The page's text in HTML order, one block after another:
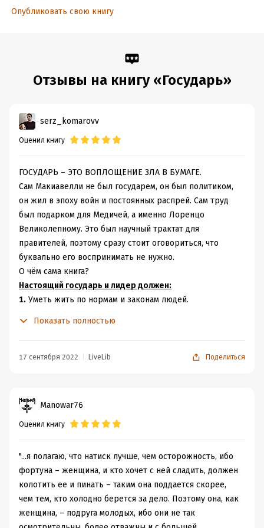
Опубликовать свою книгу
Отзывы на книгу «Государь»
serz_komarovv
Оценил книгу
ГОСУДАРЬ – ЭТО ВОПЛОЩЕНИЕ ЗЛА В БУМАГЕ.
Сам Макиавелли не был государем, он был политиком,
он жил в эпоху войн и постоянных распрей. Сам труд
был подарком для Медичей, а именно Лоренцо
Великолепному. Это был научный трактат для
правителей, поэтому сразу стоит оговориться, что
буквально его воспринимать не нужно.
О чём сама книга?
Настоящий государь и лидер должен:
1. Уметь жить по нормам и законам людей.
–И быть львом, которому не страшны волки.
Не путайте это с алчностью или мелочностью. Знаете,
за это порекали Ницше, это постулирование главного
человеческого инстинкта «ВОЛИ К ВЛАСТИ». Но сама
не является злом. Зло же это лишь в глазах людей,
поскольку общество испытывает первородный страх к
Макиавеллистам, они порицаются везде.
Но так ли это плохо? Давайте разбираться.
БЫТЬ ГОТОВЫМ И НЕ ДАТЬ ПОДГОТОВИТЬСЯ ДРУГОМУ.
ПОЛЬЗОВАТЬСЯ ДОВЕРИЕМ И МЕНЬШЕ ДОВЕРЯТЬ
Показать полностью
17 сентября 2022 LiveLib Поделиться
Manowar76
Оценил книгу
"...я полагаю, что натиск лучше, чем осторожность, ибо
фортуна – женщина, и кто хочет с ней сладить, должен
колотить ее и пинать – таким она поддается скорее,
чем тем, кто холодно берется за дело. Поэтому она, как
женщина, – подруга молодых, ибо они не так